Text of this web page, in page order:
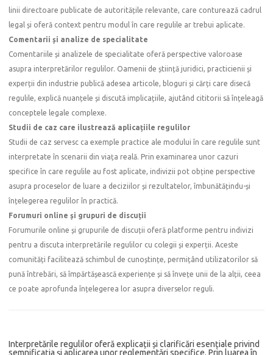
linii directoare publicate de autoritățile relevante, care conturează cadrul
legal și oferă context pentru modul în care regulile ar trebui aplicate.
Comentarii și analize de specialitate
Comentariile și analizele de specialitate oferă perspective valoroase
asupra interpretărilor regulilor. Oamenii de știință juridici, practicienii și
experții din industrie publică adesea articole, bloguri și cărți care disecă
regulile, explică nuanțele și discută implicațiile, ajutând cititorii să înțeleagă
conceptele legale complexe.
Studii de caz care ilustrează aplicațiile regulilor
Studii de caz servesc ca exemple practice ale modului în care regulile sunt
interpretate în scenarii din viața reală. Prin examinarea unor cazuri
specifice în care regulile au fost aplicate, indivizii pot obține perspective
asupra proceselor de luare a deciziilor și rezultatelor, îmbunătățindu-și
înțelegerea regulilor în practică.
Forumuri online și grupuri de discuții
Forumurile online și grupurile de discuții oferă platforme pentru indivizi
pentru a discuta interpretările regulilor cu colegii și experții. Aceste
comunități facilitează schimbul de cunoștințe, permițând utilizatorilor să
pună întrebări, să împărtășească experiențe și să învețe unii de la alții, ceea
ce poate aprofunda înțelegerea lor asupra diverselor reguli.
Interpretările regulilor oferă explicații și clarificări esențiale privind
semnificația și aplicarea unor reglementări specifice. Prin luarea în